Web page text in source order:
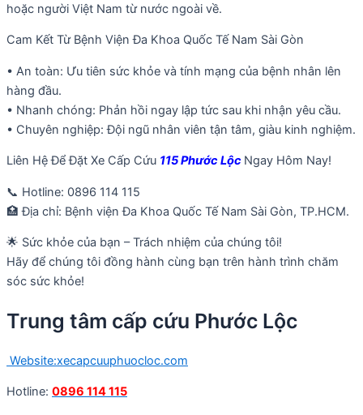
hoặc người Việt Nam từ nước ngoài về.
Cam Kết Từ Bệnh Viện Đa Khoa Quốc Tế Nam Sài Gòn
• An toàn: Ưu tiên sức khỏe và tính mạng của bệnh nhân lên
hàng đầu.
• Nhanh chóng: Phản hồi ngay lập tức sau khi nhận yêu cầu.
• Chuyên nghiệp: Đội ngũ nhân viên tận tâm, giàu kinh nghiệm.
Liên Hệ Để Đặt Xe Cấp Cứu 115 Phước Lộc Ngay Hôm Nay!
📞 Hotline: 0896 114 115
🏥 Địa chỉ: Bệnh viện Đa Khoa Quốc Tế Nam Sài Gòn, TP.HCM.
🌟 Sức khỏe của bạn – Trách nhiệm của chúng tôi!
Hãy để chúng tôi đồng hành cùng bạn trên hành trình chăm
sóc sức khỏe!
Trung tâm cấp cứu Phước Lộc
Website:xecapcuuphuocloc.com
Hotline: 0896 114 115